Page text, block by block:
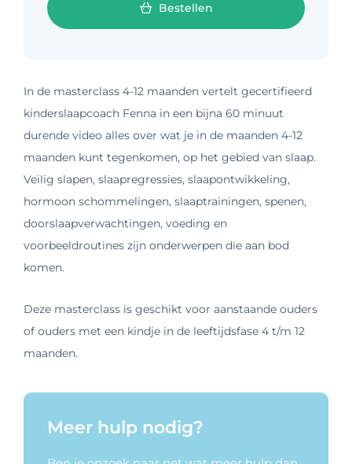
In de masterclass 4-12 maanden vertelt gecertifieerd
kinderslaapcoach Fenna in een bijna 60 minuut
durende video alles over wat je in de maanden 4-12
maanden kunt tegenkomen, op het gebied van slaap.
Veilig slapen, slaapregressies, slaapontwikkeling,
hormoon schommelingen, slaaptrainingen, spenen,
doorslaapverwachtingen, voeding en
voorbeeldroutines zijn onderwerpen die aan bod
komen.
Deze masterclass is geschikt voor aanstaande ouders
of ouders met een kindje in de leeftijdsfase 4 t/m 12
maanden.
Meer hulp nodig?
Bestellen